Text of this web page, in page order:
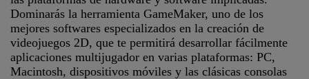
Dominarás la herramienta GameMaker, uno de los
mejores softwares especializados en la creación de
videojuegos 2D, que te permitirá desarrollar fácilmente
aplicaciones multijugador en varias plataformas: PC,
Macintosh, dispositivos móviles y las clásicas consolas